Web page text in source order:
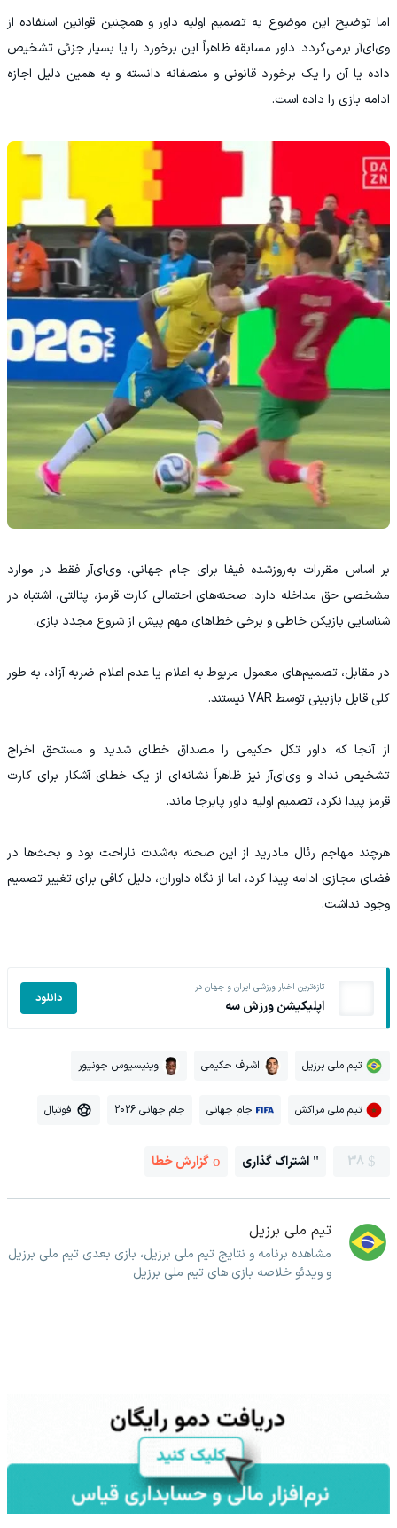
اما توضیح این موضوع به تصمیم اولیه داور و همچنین قوانین استفاده از
وی‌ای‌آر برمی‌گردد. داور مسابقه ظاهراً این برخورد را یا بسیار جزئی تشخیص
داده یا آن را یک برخورد قانونی و منصفانه دانسته و به همین دلیل اجازه
ادامه بازی را داده است.
بر اساس مقررات به‌روزشده فیفا برای جام جهانی، وی‌ای‌آر فقط در موارد
مشخصی حق مداخله دارد: صحنه‌های احتمالی کارت قرمز، پنالتی، اشتباه در
شناسایی بازیکن خاطی و برخی خطاهای مهم پیش از شروع مجدد بازی.
در مقابل، تصمیم‌های معمول مربوط به اعلام یا عدم اعلام ضربه آزاد، به طور
کلی قابل بازبینی توسط VAR نیستند.
از آنجا که داور تکل حکیمی را مصداق خطای شدید و مستحق اخراج
تشخیص نداد و وی‌ای‌آر نیز ظاهراً نشانه‌ای از یک خطای آشکار برای کارت
قرمز پیدا نکرد، تصمیم اولیه داور پابرجا ماند.
هرچند مهاجم ‌رئال مادرید از این صحنه به‌شدت ناراحت بود و بحث‌ها در
فضای مجازی ادامه پیدا کرد، اما از نگاه داوران، دلیل کافی برای تغییر تصمیم
وجود نداشت.
تازه‌ترین اخبار ورزشی ایران و جهان در
اپلیکیشن ورزش سه دانلود
تیم ملی برزیل اشرف حکیمی وینیسیوس جونیور
تیم ملی مراکش جام جهانی جام جهانی 2026 فوتبال
38 اشتراک گذاری گزارش خطا
تیم ملی برزیل
مشاهده برنامه و نتایج تیم ملی برزیل، بازی بعدی تیم ملی برزیل
و ویدئو خلاصه بازی های تیم ملی برزیل